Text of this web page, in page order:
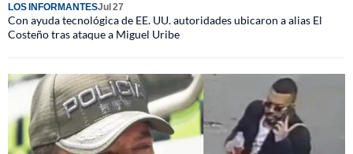
LOS INFORMANTESJul 27
Con ayuda tecnológica de EE. UU. autoridades ubicaron a alias El
Costeño tras ataque a Miguel Uribe